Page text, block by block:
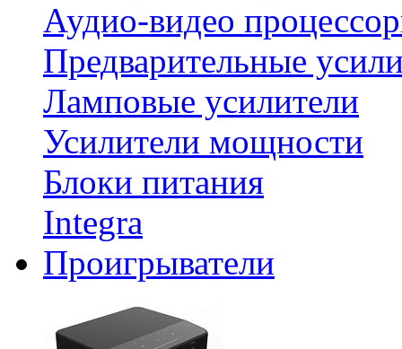
Аудио-видео
Предварительные
Ламповые усилители
Усилители мощности
Блоки питания
Integra
Проигрыватели